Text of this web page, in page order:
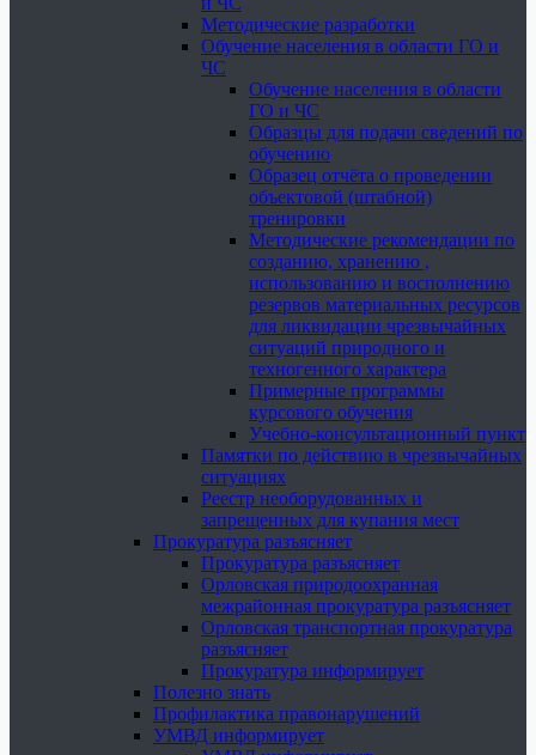
Методические разработки
Обучение населения в области ГО и
ЧС
Обучение населения в области
ГО и ЧС
Образцы для подачи сведений по
обучению
Образец отчёта о проведении
объектовой (штабной)
тренировки
Методические рекомендации по
созданию, хранению ,
использованию и восполнению
резервов материальных ресурсов
для ликвидации чрезвычайных
ситуаций природного и
техногенного характера
Примерные программы
курсового обучения
Учебно-консультационный пункт
Памятки по действию в чрезвычайных
ситуациях
Реестр необорудованных и
запрещенных для купания мест
Прокуратура разъясняет
Прокуратура разъясняет
Орловская природоохранная
межрайонная прокуратура разъясняет
Орловская транспортная прокуратура
разъясняет
Прокуратура информирует
Полезно знать
Профилактика правонарушений
УМВД информирует